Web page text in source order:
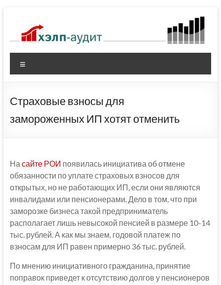
содержимому
Страховые взносы для
замороженных ИП хотят отменить
На сайте РОИ появилась инициатива об отмене
обязанности по уплате страховых взносов для
открытых, но не работающих ИП, если они являются
инвалидами или пенсионерами. Дело в том, что при
заморозке бизнеса такой предприниматель
располагает лишь невысокой пенсией в размере 10-14
тыс. рублей. А как мы знаем, годовой платеж по
взносам для ИП равен примерно 36 тыс. рублей.
По мнению инициативного гражданина, принятие
поправок приведет к отсутствию долгов у пенсионеров